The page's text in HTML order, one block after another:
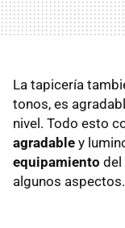
La tapicería
tonos, es
nivel. Todo esto
agradable y
equipamiento del
algunos aspectos.